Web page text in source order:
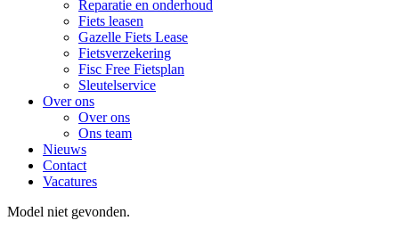
Reparatie en onderhoud
Fiets leasen
Gazelle Fiets Lease
Fietsverzekering
Fisc Free Fietsplan
Sleutelservice
Over ons
Over ons
Ons team
Nieuws
Contact
Vacatures
Model niet gevonden.